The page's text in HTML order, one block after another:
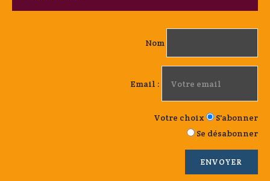
Nom
Email :
Votre choix
S'abonner
Se désabonner